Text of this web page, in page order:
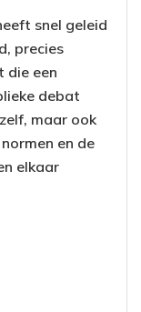
snel geleid
precies
die een
debat
maar ook
en de
elkaar